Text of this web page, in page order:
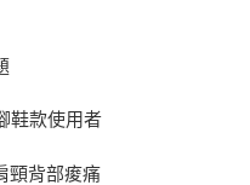
鞋款使用者
頸背部痠痛